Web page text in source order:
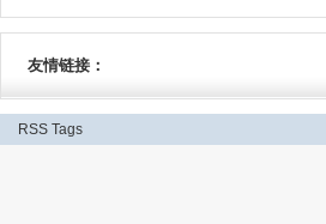
友情链接：
RSS Tags